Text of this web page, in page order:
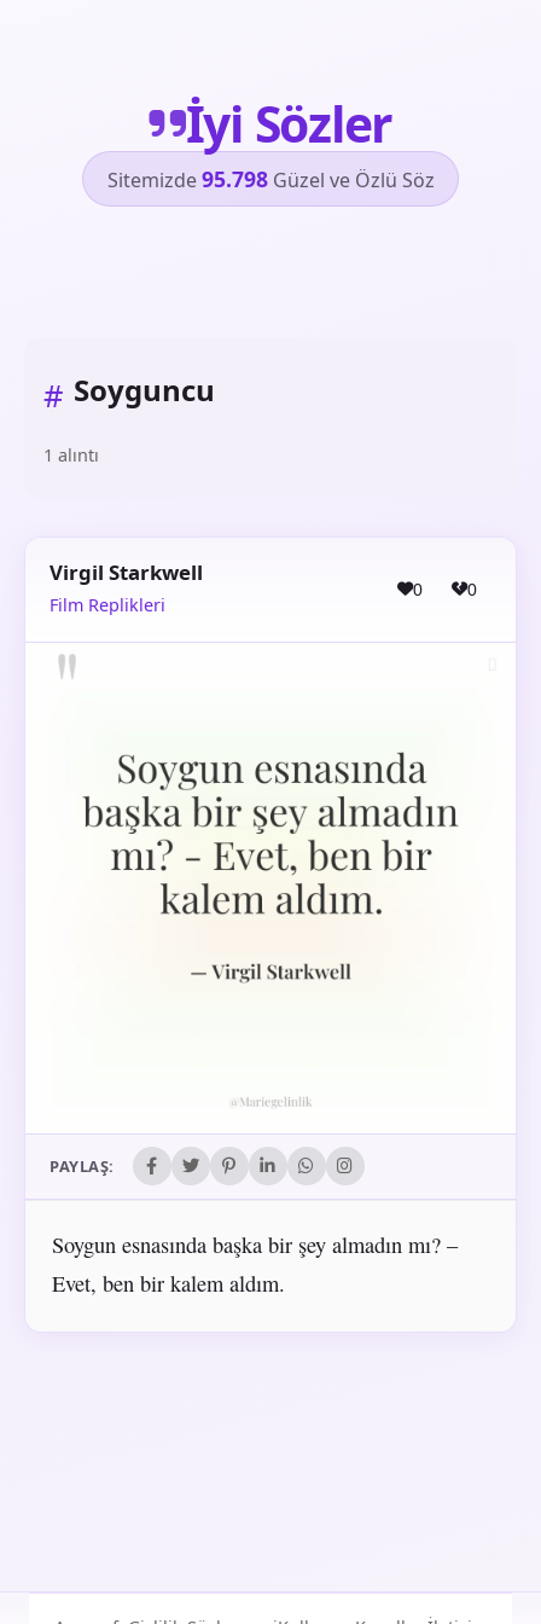
İyi Sözler
Sitemizde95.798Güzel ve Özlü Söz
# Soyguncu
1 alıntı
Virgil Starkwell
Film Replikleri
0 0
PAYLAŞ:
Soygun esnasında başka bir şey almadın mı? –
Evet, ben bir kalem aldım.